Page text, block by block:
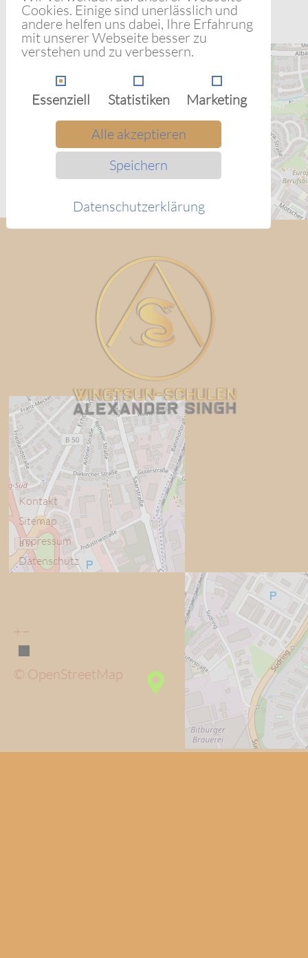
Cookies. Einige sind unerlässlich und
andere helfen uns dabei, Ihre Erfahrung
mit unserer Webseite besser zu
verstehen und zu verbessern.
Essenziell Statistiken
Marketing
Alle akzeptieren
Speichern
Datenschutzerklärung
+−
© OpenStreetMap
Stadt
54634 Bitburg
Bundesland
Rheinland-Pfalz
Deutschland
Kontakt
Sitemap
Impressum
Datenschutz